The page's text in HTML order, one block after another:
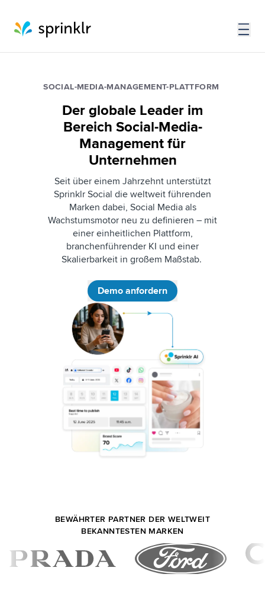
SOCIAL-MEDIA-MANAGEMENT-PLATTFORM
Der globale Leader im
Bereich Social-Media-
Management für
Unternehmen
Seit über einem Jahrzehnt unterstützt
Sprinklr Social die weltweit führenden
Marken dabei, Social Media als
Wachstumsmotor neu zu definieren – mit
einer einheitlichen Plattform,
branchenführender KI und einer
Skalierbarkeit in großem Maßstab.
Demo anfordern
BEWÄHRTER PARTNER DER WELTWEIT
BEKANNTESTEN MARKEN